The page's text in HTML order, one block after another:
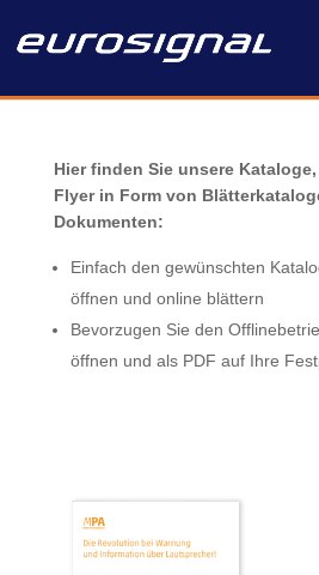
Hier finden Sie unsere
Flyer in Form von
Dokumenten:
Einfach den gewünschten
öffnen und online blättern
Bevorzugen Sie den
öffnen und als PDF auf Ihre